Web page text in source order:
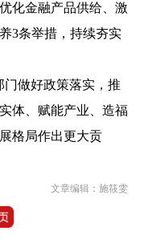
金融产品供给、激
3条举措，持续夯实
做好政策落实，推
体、赋能产业、造福
格局作出更大贡
文章编辑：施筱雯